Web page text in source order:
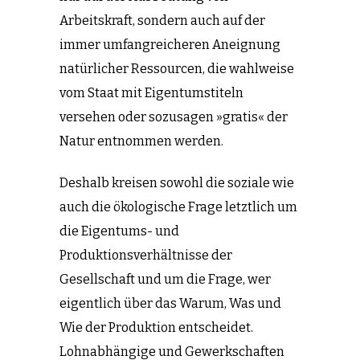
Arbeitskraft, sondern auch auf der
immer umfangreicheren Aneignung
natürlicher Ressourcen, die wahlweise
vom Staat mit Eigentumstiteln
versehen oder sozusagen »gratis« der
Natur entnommen werden.
Deshalb kreisen sowohl die soziale wie
auch die ökologische Frage letztlich um
die Eigentums- und
Produktionsverhältnisse der
Gesellschaft und um die Frage, wer
eigentlich über das Warum, Was und
Wie der Produktion entscheidet.
Lohnabhängige und Gewerkschaften